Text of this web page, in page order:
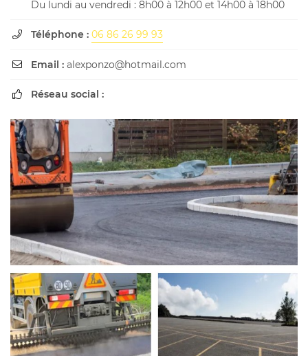
Du lundi au vendredi : 8h00 à 12h00 et 14h00 à 18h00
 Téléphone : 06 86 26 99 93
 Email : alexponzo@hotmail.com
 Réseau social :